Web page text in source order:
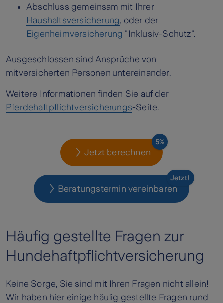
Abschluss gemeinsam mit Ihrer
Haushaltsversicherung, oder der
Eigenheimversicherung "Inklusiv-Schutz".
Ausgeschlossen sind Ansprüche von
mitversicherten Personen untereinander.
Weitere Informationen finden Sie auf der
Pferdehaftpflichtversicherungs-Seite.
Jetzt berechnen
5%
Beratungstermin vereinbaren
Jetzt!
Häufig gestellte Fragen zur
Hundehaftpflichtversicherung
Keine Sorge, Sie sind mit Ihren Fragen nicht allein!
Wir haben hier einige häufig gestellte Fragen rund